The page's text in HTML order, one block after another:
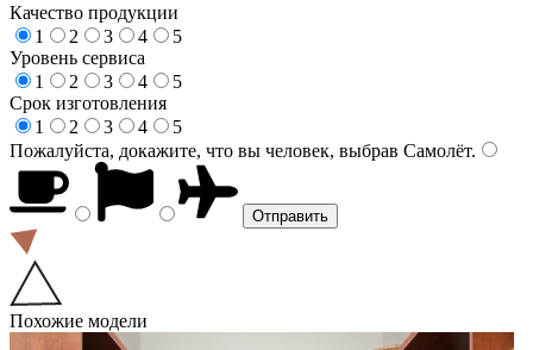
Качество продукции
1
2 3 4
5
Уровень сервиса
1
2 3 4
5
Срок изготовления
1
2 3 4
5
Пожалуйста, докажите, что вы человек, выбрав Самолёт.
Похожие модели